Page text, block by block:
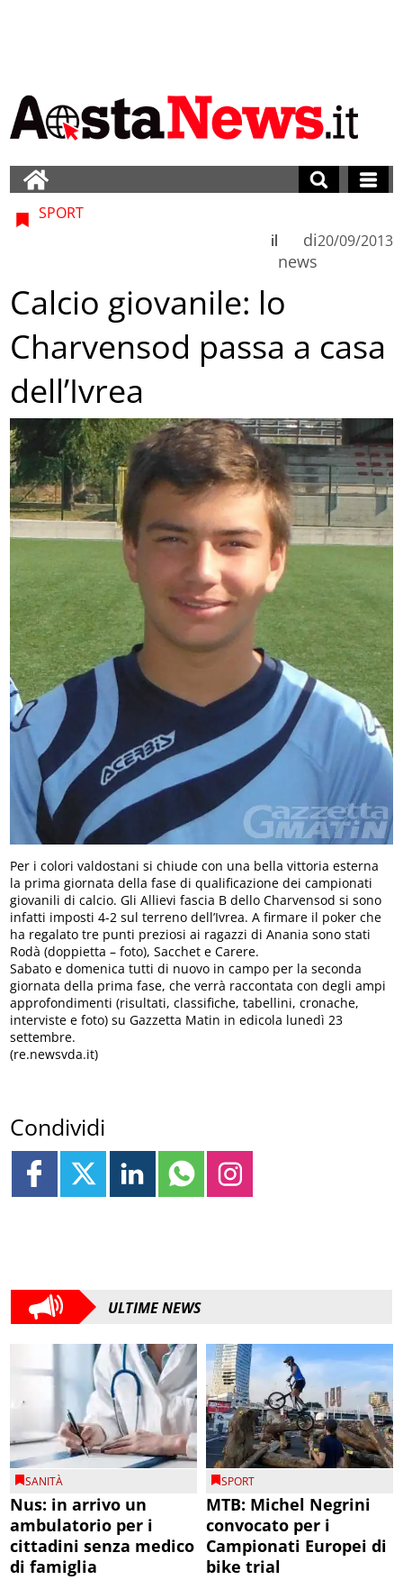
SPORT
di
news
il 20/09/2013
Calcio giovanile: lo
Charvensod passa a casa
dell’Ivrea
Per i colori valdostani si chiude con una bella vittoria esterna
la prima giornata della fase di qualificazione dei campionati
giovanili di calcio. Gli Allievi fascia B dello Charvensod si sono
infatti imposti 4-2 sul terreno dell’Ivrea. A firmare il poker che
ha regalato tre punti preziosi ai ragazzi di Anania sono stati
Rodà (doppietta – foto), Sacchet e Carere.
Sabato e domenica tutti di nuovo in campo per la seconda
giornata della prima fase, che verrà raccontata con degli ampi
approfondimenti (risultati, classifiche, tabellini, cronache,
interviste e foto) su Gazzetta Matin in edicola lunedì 23
settembre.
(re.newsvda.it)
Condividi
ULTIME NEWS
SANITÀ
Nus: in arrivo un
ambulatorio per i
cittadini senza medico
di famiglia
SPORT
MTB: Michel Negrini
convocato per i
Campionati Europei di
bike trial